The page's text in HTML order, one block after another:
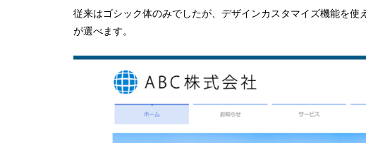
従来はゴシック体のみでしたが、デザインカスタマイズ機能を
が選べます。